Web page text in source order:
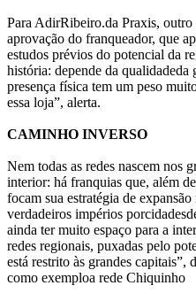
Para AdirRibeiro.da Praxis, outro
aprovação do franqueador, que
estudos prévios do potencial da
história: depende da qualidadeda
presença física tem um peso
essa loja”, alerta.
CAMINHO INVERSO
Nem todas as redes nascem nos
interior: há franquias que, além
focam sua estratégia de
verdadeiros impérios
ainda ter muito espaço para a
redes regionais, puxadas pelo
está restrito às grandes
como exemploa rede Chiquinho